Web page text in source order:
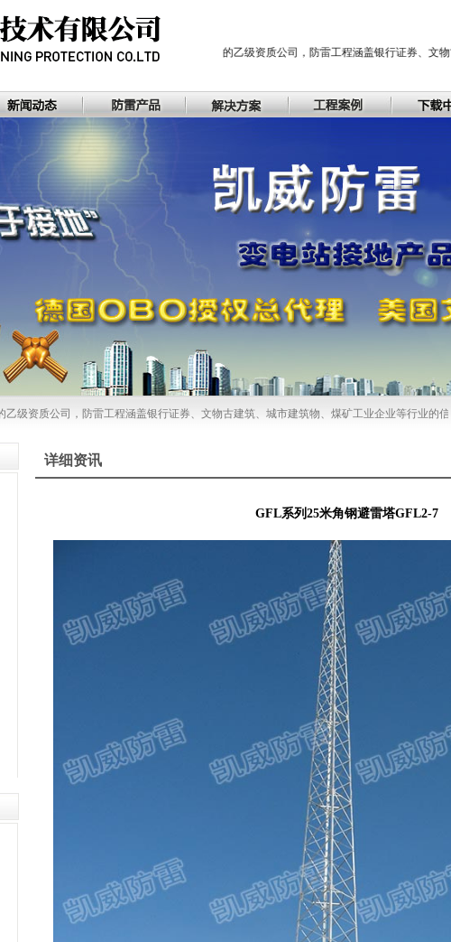
，是从事防防雷工程设计施工的乙级资质公司，防雷工程涵盖银行证券、文物古建筑、城
质公司，防雷工程涵盖银行证券、文物古建筑、城市建筑物、煤矿工业企业等行业的信息
详细资讯
GFL系列25米角钢避雷塔GFL2-7